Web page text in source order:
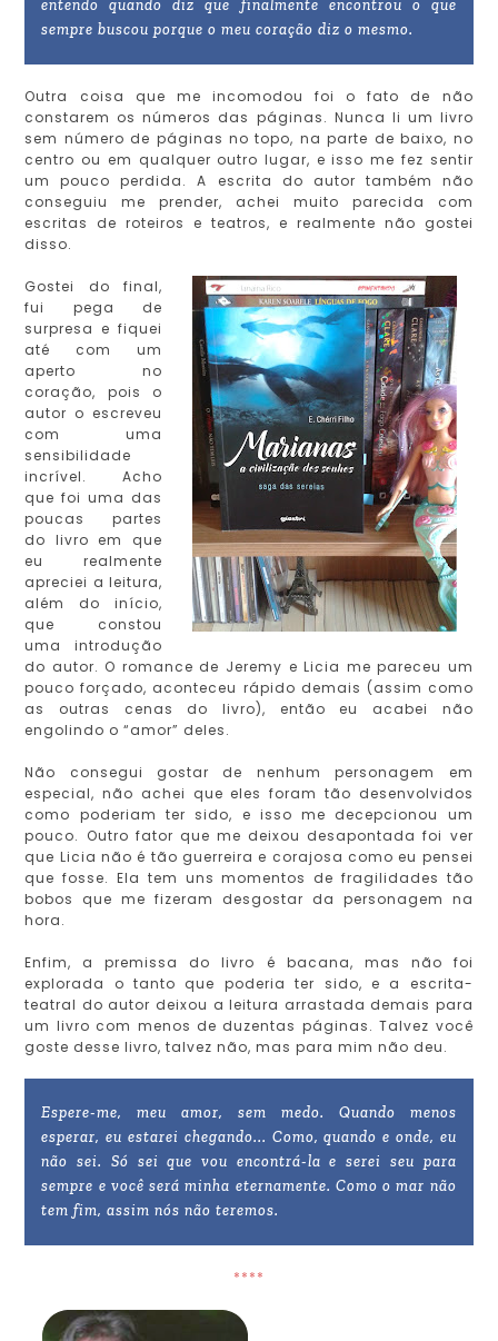
entendo quando diz que finalmente encontrou o que
sempre buscou porque o meu coração diz o mesmo.
Outra coisa que me incomodou foi o fato de não
constarem os números das páginas. Nunca li um livro
sem número de páginas no topo, na parte de baixo, no
centro ou em qualquer outro lugar, e isso me fez sentir
um pouco perdida. A escrita do autor também não
conseguiu me prender, achei muito parecida com
escritas de roteiros e teatros, e realmente não gostei
disso.
Gostei do final,
fui pega de
surpresa e fiquei
até com um
aperto no
coração, pois o
autor o escreveu
com uma
sensibilidade
incrível. Acho
que foi uma das
poucas partes
do livro em que
eu realmente
apreciei a leitura,
além do início,
que constou
uma introdução
do autor. O romance de Jeremy e Licia me pareceu um
pouco forçado, aconteceu rápido demais (assim como
as outras cenas do livro), então eu acabei não
engolindo o “amor” deles.
Não consegui gostar de nenhum personagem em
especial, não achei que eles foram tão desenvolvidos
como poderiam ter sido, e isso me decepcionou um
pouco. Outro fator que me deixou desapontada foi ver
que Licia não é tão guerreira e corajosa como eu pensei
que fosse. Ela tem uns momentos de fragilidades tão
bobos que me fizeram desgostar da personagem na
hora.
Enfim, a premissa do livro é bacana, mas não foi
explorada o tanto que poderia ter sido, e a escrita-
teatral do autor deixou a leitura arrastada demais para
um livro com menos de duzentas páginas. Talvez você
goste desse livro, talvez não, mas para mim não deu.
Espere-me, meu amor, sem medo. Quando menos
esperar, eu estarei chegando... Como, quando e onde, eu
não sei. Só sei que vou encontrá-la e serei seu para
sempre e você será minha eternamente. Como o mar não
tem fim, assim nós não teremos.
****